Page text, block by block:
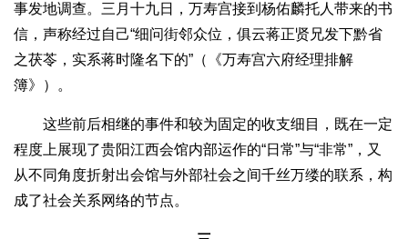
事发地调查。三月十九日，万寿宫接到杨佑麟托人带来的书
信，声称经过自己“细问街邻众位，俱云蒋正贤兄发下黔省
之茯苓，实系蒋时隆名下的”（《万寿宫六府经理排解
簿》）。
这些前后相继的事件和较为固定的收支细目，既在一定
程度上展现了贵阳江西会馆内部运作的“日常”与“非常”，又
从不同角度折射出会馆与外部社会之间千丝万缕的联系，构
成了社会关系网络的节点。